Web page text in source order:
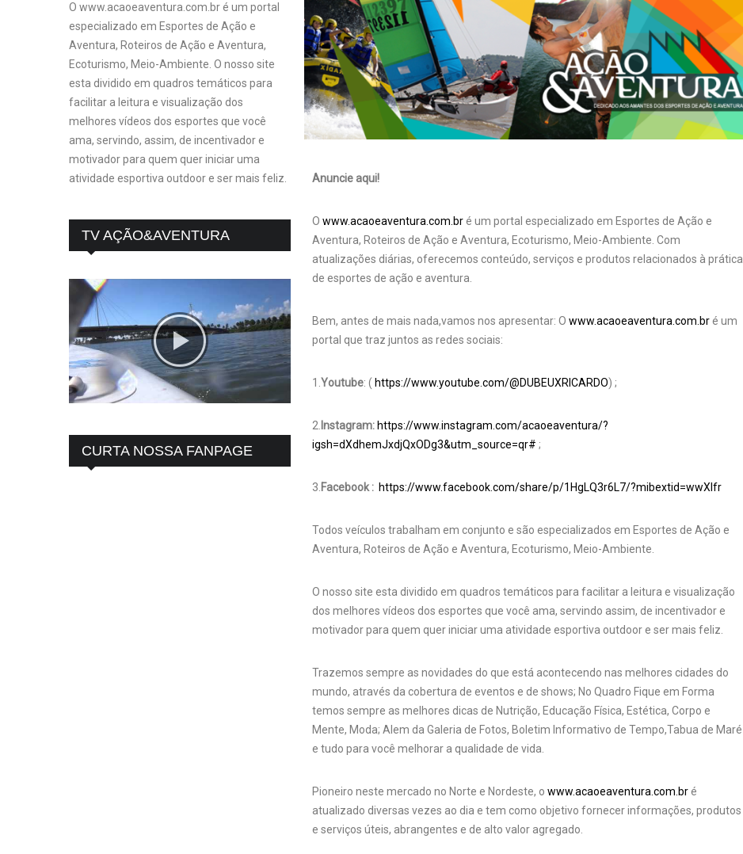
Anuncie aqui!
Owww.acaoeaventura.com.bré um portal especializado em Esportes de Ação e
Aventura, Roteiros de Ação e Aventura, Ecoturismo, Meio-Ambiente. Com
atualizações diárias, oferecemos conteúdo, serviços e produtos relacionados à prática
de esportes de ação e aventura.
Bem, antes de mais nada,vamos nos apresentar: Owww.acaoeaventura.com.bré um
portal que traz juntos as redes sociais:
1.Youtube: ( https://www.youtube.com/@DUBEUXRICARDO) ;
2. Instagram: https://www.instagram.com/acaoeaventura/?
igsh=dXdhemJxdjQxODg3&utm_source=qr# ;
3. Facebook : https://www.facebook.com/share/p/1HgLQ3r6L7/?mibextid=wwXIfr
Todos veículos trabalham em conjunto e são especializados em Esportes de Ação e
Aventura, Roteiros de Ação e Aventura, Ecoturismo, Meio-Ambiente.
O nosso site esta dividido em quadros temáticos para facilitar a leitura e visualização
dos melhores vídeos dos esportes que você ama, servindo assim, de incentivador e
motivador para quem quer iniciar uma atividade esportiva outdoor e ser mais feliz.
Trazemos sempre as novidades do que está acontecendo nas melhores cidades do
mundo, através da cobertura de eventos e de shows; No Quadro Fique em Forma
temos sempre as melhores dicas de Nutrição, Educação Física, Estética, Corpo e
Mente, Moda; Alem da Galeria de Fotos, Boletim Informativo de Tempo,Tabua de Maré
e tudo para você melhorar a qualidade de vida.
Pioneiro neste mercado no Norte e Nordeste, owww.acaoeaventura.com.bré
atualizado diversas vezes ao dia e tem como objetivo fornecer informações, produtos
e serviços úteis, abrangentes e de alto valor agregado.
O www.acaoeaventura.com.br é um portal
especializado em Esportes de Ação e
Aventura, Roteiros de Ação e Aventura,
Ecoturismo, Meio-Ambiente. O nosso site
esta dividido em quadros temáticos para
facilitar a leitura e visualização dos
melhores vídeos dos esportes que você
ama, servindo, assim, de incentivador e
motivador para quem quer iniciar uma
atividade esportiva outdoor e ser mais feliz.
TV AÇÃO&AVENTURA
CURTA NOSSA FANPAGE